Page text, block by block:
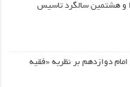
و هشتمین سالگرد تاسیس
دوازدهم بر نظریه «فقیه